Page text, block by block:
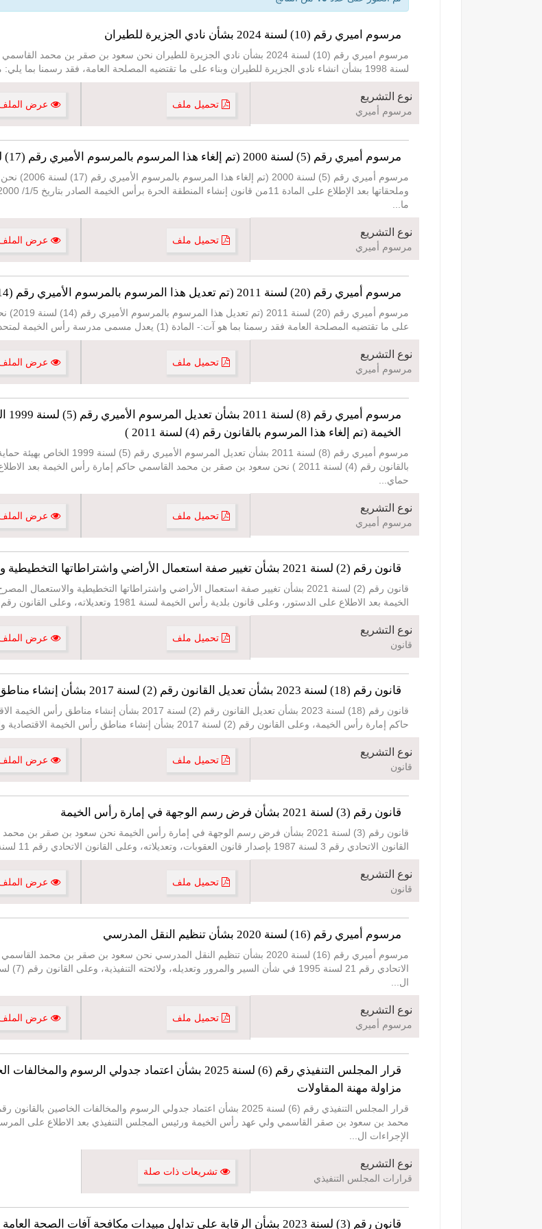
مرسوم اميري رقم (10) لسنة 2024 بشأن نادي الجزيرة للطيران
لسنة 1998 بشأن انشاء نادي الجزيرة للطيران وبناء على ما تقتضيه المصلحة العامة، فقد رسمنا بما يلي: مادة (1) يُعدل الشكل القانوني لنادي الجزيرة للطيران وذ
نوع التشريع
مرسوم أميري تحميل ملف عرض
مرسوم أميري رقم (5) لسنة 2000 (تم إلغاء هذا المرسوم بالمرسوم الأميري رقم (17) لسنة 2006)
مرسوم أميري
ما...
نوع التشريع
مرسوم أميري تحميل ملف عرض
مرسوم أميري رقم (20) لسنة 2011 (تم تعديل هذا المرسوم بالمرسوم الأميري رقم (14) لسنة 2019)
مرسوم
على ما تقتضيه المصلحة العامة فقد رسمنا بما هو آت:- المادة (1) يعدل مسمى مدرسة رأس الخيمة لمتحدثي اللغة الإنجليزية إلى أكاديمية رأس الخيمة (Ras Al Khai
نوع التشريع
مرسوم أميري تحميل ملف عرض
الخيمة (تم إلغاء هذا المرسوم بالقانون رقم (4) لسنة 2011 )
مرسوم أميري رقم (8) لسنة 2011
حماي...
نوع التشريع
مرسوم أميري تحميل ملف عرض
قانون رقم (2) لسنة 2021 بشأن تغيير صفة استعمال الأراضي واشتراطاتها التخطيطية والاستعمال المصرح به للمباني.
قانون رقم (2) لسنة 2021 بشأن تغيير صفة استعمال الأراضي واشتراطاتها التخطيطية
الخيمة بعد الاطلاع على الدستور، وعلى قانون بلدية رأس الخيمة لسنة 1981 وتعديلاته، وعلى القانون رقم 2 لسنة 2007 بشأن إنشاء هيئة حماية البيئة وا
نوع التشريع
قانون تحميل ملف عرض
قانون رقم (18) لسنة 2023 بشأن تعديل القانون رقم (2) لسنة 2017 بشأن إنشاء مناطق رأس الخيمة الاقتصادية والهيئة المشرفة
قانون رقم (18) لسنة 2023 بشأن تعديل القانون رقم (2)
حاكم إمارة رأس الخيمة، وعلى القانون رقم (2) لسنة 2017 بشأن إنشاء مناطق رأس الخيمة الاقتصادية والهيئة المشرفة. وعلى القانون رقم (17) لسنة 202
نوع التشريع
قانون تحميل ملف عرض
قانون رقم (3) لسنة 2021 بشأن فرض رسم الوجهة في إمارة رأس الخيمة
قانون رقم (3) لسنة 2021 بشأن فرض رسم الوجهة في إمارة رأس الخيمة نحن سعود بن
القانون الاتحادي رقم 3 لسنة 1987 بإصدار قانون العقوبات، وتعديلاته، وعلى القانون الاتحادي رقم 11 لسنة 1992 بإصدار قانون الإجراءات المدنية، وتعديلاته، وعلى ا
نوع التشريع
قانون تحميل ملف عرض
مرسوم أميري رقم (16) لسنة 2020 بشأن تنظيم النقل المدرسي
مرسوم أميري رقم (16) لسنة 2020 بشأن تنظيم النقل المدرسي نحن سعود بن صقر بن
ال...
نوع التشريع
مرسوم أميري تحميل ملف عرض
مزاولة مهنة المقاولات
الإجراءات ال...
نوع التشريع
قرارات المجلس التنفيذي تشريعات ذات صلة
قانون رقم (3) لسنة 2023 بشأن الرقابة على تداول مبيدات مكافحة آفات الصحة العامة